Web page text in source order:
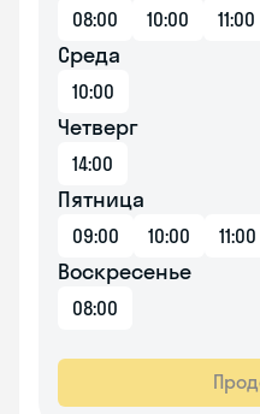
08:00 10:00 11:00
Среда
10:00
Четверг
14:00
Пятница
09:00 10:00 11:00
Воскресенье
08:00